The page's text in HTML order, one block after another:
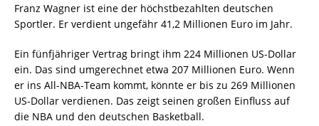
Franz Wagner ist eine der höchstbezahlten deutschen
Sportler. Er verdient ungefähr 41,2 Millionen Euro im Jahr.
Ein fünfjähriger Vertrag bringt ihm 224 Millionen US-Dollar
ein. Das sind umgerechnet etwa 207 Millionen Euro. Wenn
er ins All-NBA-Team kommt, könnte er bis zu 269 Millionen
US-Dollar verdienen. Das zeigt seinen großen Einfluss auf
die NBA und den deutschen Basketball.